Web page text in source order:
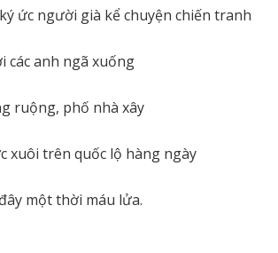
ức người già kể chuyện chiến tranh
các anh ngã xuống
ruộng, phố nhà xây
xuôi trên quốc lộ hàng ngày
một thời máu lửa.